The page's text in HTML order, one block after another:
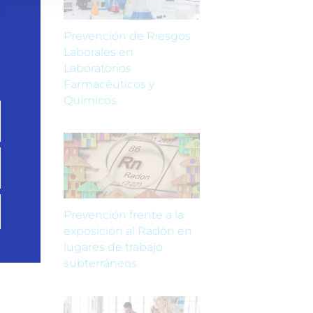
Prevención de Riesgos
Laborales en
Laboratorios
Farmacéuticos y
Químicos
Prevención frente a la
exposición al Radón en
lugares de trabajo
subterráneos